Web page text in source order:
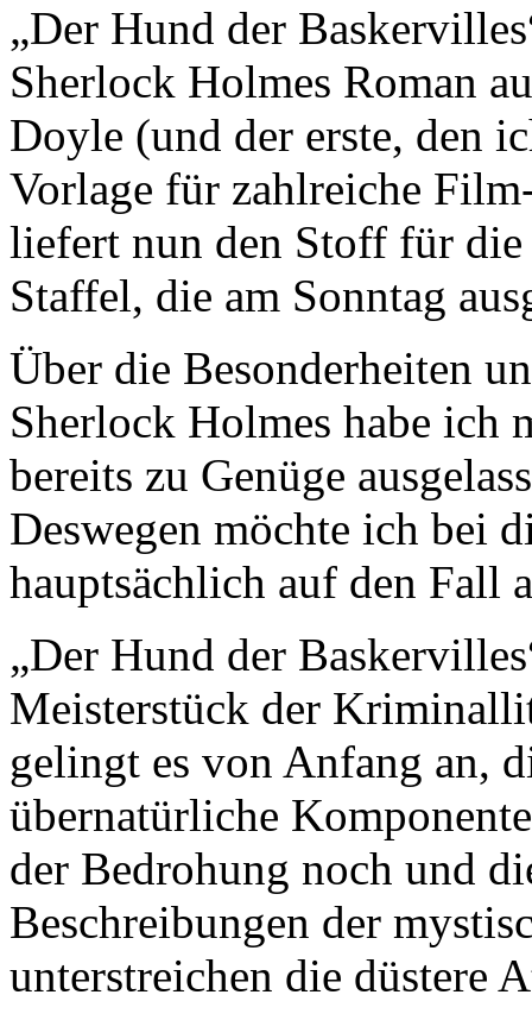
„Der Hund der
Sherlock Holmes Roman
Doyle (und der erste, den
Vorlage für zahlreiche
liefert nun den Stoff für
Staffel, die am Sonntag
Über die Besonderheiten
Sherlock Holmes habe ich
bereits zu Genüge
Deswegen möchte ich bei
hauptsächlich auf den Fall
„Der Hund der
Meisterstück der
gelingt es von Anfang an,
übernatürliche
der Bedrohung noch und
Beschreibungen der
unterstreichen die düstere